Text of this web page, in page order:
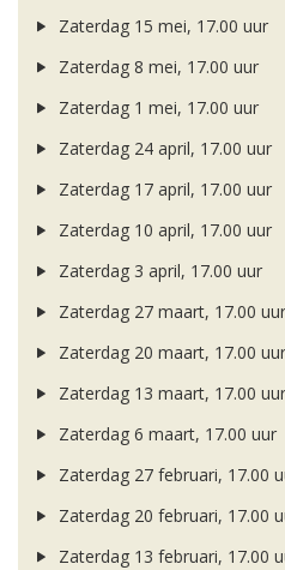
Zaterdag 15 mei, 17.00 uur
Zaterdag 8 mei, 17.00 uur
Zaterdag 1 mei, 17.00 uur
Zaterdag 24 april, 17.00 uur
Zaterdag 17 april, 17.00 uur
Zaterdag 10 april, 17.00 uur
Zaterdag 3 april, 17.00 uur
Zaterdag 27 maart, 17.00 uur
Zaterdag 20 maart, 17.00 uur
Zaterdag 13 maart, 17.00 uur
Zaterdag 6 maart, 17.00 uur
Zaterdag 27 februari, 17.00
Zaterdag 20 februari, 17.00
Zaterdag 13 februari, 17.00